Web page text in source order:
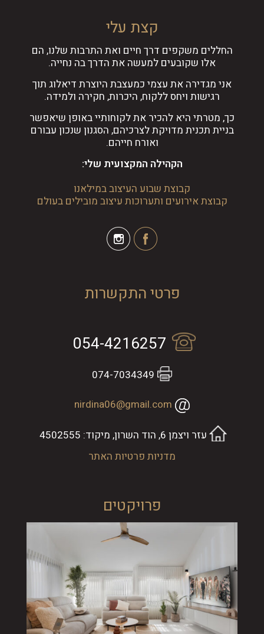
קצת עלי
החללים משקפים דרך חיים ואת התרבות שלנו, הם
אלו שקובעים למעשה את הדרך בה נחייה.
אני מגדירה את עצמי כמעצבת היוצרת דיאלוג תוך
רגישות ויחס ללקוח, היכרות, חקירה ולמידה.
כך, מטרתי היא להכיר את לקוחותיי באופן שיאפשר
בניית תכנית מדויקת לצרכיהם, הסגנון שנכון עבורם
ואורח חייהם.
הקהילה המקצועית שלי:
קבוצת שבוע העיצוב במילאנו
קבוצת אירועים ותערוכות עיצוב מובילים בעולם
פרטי התקשרות
054-4216257
074-7034349
nirdina06@gmail.com
עזר ויצמן 6, הוד השרון, מיקוד: 4502555
מדניות פרטיות האתר
פרויקטים